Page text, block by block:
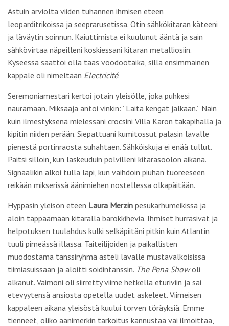
Astuin arviolta viiden tuhannen ihmisen eteen
leoparditrikoissa ja seeprarusetissa. Otin sähkökitaran käteeni
ja läväytin soinnun. Kaiuttimista ei kuulunut ääntä ja sain
sähkövirtaa näpeilleni koskiessani kitaran metalliosiin.
Kyseessä saattoi olla taas voodootaika, sillä ensimmäinen
kappale oli nimeltään Electricité.
Seremoniamestari kertoi jotain yleisölle, joka puhkesi
nauramaan. Miksaaja antoi vinkin: ”Laita kengät jalkaan.” Näin
kuin ilmestyksenä mielessäni crocsini Villa Karon takapihalla ja
kipitin niiden perään. Siepattuani kumitossut palasin lavalle
pienestä portinraosta suhahtaen. Sähköiskuja ei enää tullut.
Paitsi silloin, kun laskeuduin polvilleni kitarasoolon aikana.
Signaalikin alkoi tulla läpi, kun vaihdoin piuhan tuoreeseen
reikään mikserissä äänimiehen nostellessa olkapäitään.
Hyppäsin yleisön eteen Laura Merzin pesukarhumeikissä ja
aloin täppäämään kitaralla barokkiheviä. Ihmiset hurrasivat ja
helpotuksen tuulahdus kulki selkäpiitäni pitkin kuin Atlantin
tuuli pimeässä illassa. Taiteilijoiden ja paikallisten
muodostama tanssiryhmä asteli lavalle mustavalkoisissa
tiimiasuissaan ja aloitti soidintanssin. The Pena Showoli
alkanut. Vaimoni oli siirretty viime hetkellä eturiviin ja sai
etevyytensä ansiosta opetella uudet askeleet. Viimeisen
kappaleen aikana yleisöstä kuului torven töräyksiä. Emme
tienneet, oliko äänimerkin tarkoitus kannustaa vai ilmoittaa,